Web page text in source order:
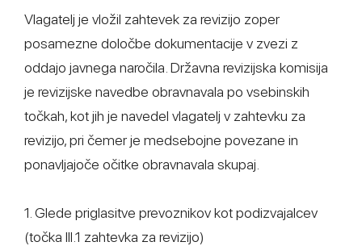
Vlagatelj je vložil zahtevek za revizijo zoper
posamezne določbe dokumentacije v zvezi z
oddajo javnega naročila. Državna revizijska komisija
je revizijske navedbe obravnavala po vsebinskih
točkah, kot jih je navedel vlagatelj v zahtevku za
revizijo, pri čemer je medsebojne povezane in
ponavljajoče očitke obravnavala skupaj.
1. Glede priglasitve prevoznikov kot podizvajalcev
(točka III.1 zahtevka za revizijo)